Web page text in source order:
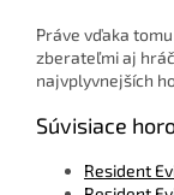
Práve vďaka
zberateľmi aj
najvplyvnejších
Súvisiace
Resident